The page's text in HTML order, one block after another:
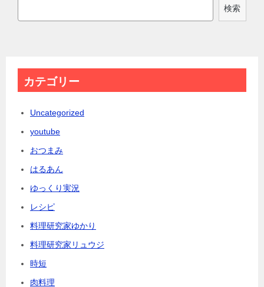
検索
カテゴリー
Uncategorized
youtube
おつまみ
はるあん
ゆっくり実況
レシピ
料理研究家ゆかり
料理研究家リュウジ
時短
肉料理